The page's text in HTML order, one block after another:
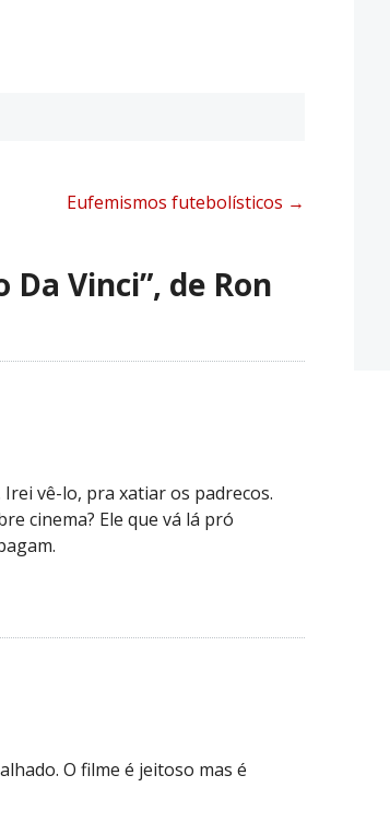
Eufemismos futebolísticos →
Da Vinci”, de Ron
vê-lo, pra xatiar os padrecos.
cinema? Ele que vá lá pró
O filme é jeitoso mas é